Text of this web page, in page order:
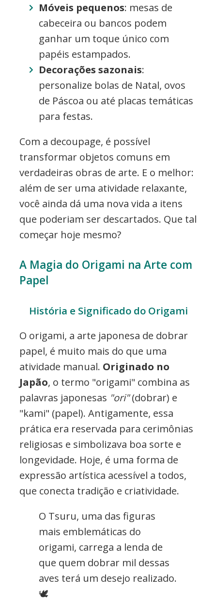
Móveis pequenos: mesas de
cabeceira ou bancos podem
ganhar um toque único com
papéis estampados.
Decorações sazonais:
personalize bolas de Natal, ovos
de Páscoa ou até placas temáticas
para festas.
Com a decoupage, é possível
transformar objetos comuns em
verdadeiras obras de arte. E o melhor:
além de ser uma atividade relaxante,
você ainda dá uma nova vida a itens
que poderiam ser descartados. Que tal
começar hoje mesmo?
A Magia do Origami na Arte com
Papel
História e Significado do Origami
O origami, a arte japonesa de dobrar
papel, é muito mais do que uma
atividade manual. Originado no
Japão, o termo "origami" combina as
palavras japonesas "ori"(dobrar) e
"kami" (papel). Antigamente, essa
prática era reservada para cerimônias
religiosas e simbolizava boa sorte e
longevidade. Hoje, é uma forma de
expressão artística acessível a todos,
que conecta tradição e criatividade.
O Tsuru, uma das figuras
mais emblemáticas do
origami, carrega a lenda de
que quem dobrar mil dessas
aves terá um desejo realizado.
🕊️